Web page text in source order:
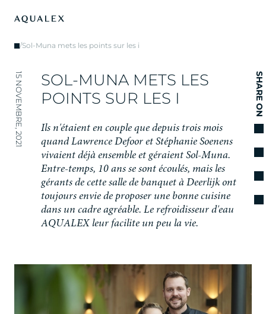
/Sol-Muna mets les points sur les i
15 NOVEMBRE, 2021 SOL-MUNA METS LES
POINTS SUR LES I
Ils n'étaient en couple que depuis trois mois
quand Lawrence Defoor et Stéphanie Soenens
vivaient déjà ensemble et géraient Sol-Muna.
Entre-temps, 10 ans se sont écoulés, mais les
gérants de cette salle de banquet à Deerlijk ont
toujours envie de proposer une bonne cuisine
dans un cadre agréable. Le refroidisseur d'eau
AQUALEX leur facilite un peu la vie.
SHARE ON